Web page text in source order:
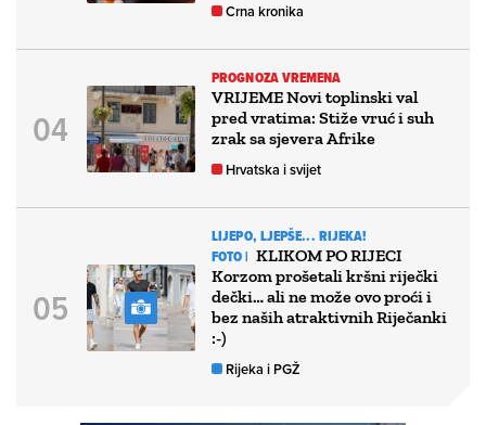
Crna kronika
PROGNOZA VREMENA
VRIJEME Novi toplinski val
pred vratima: Stiže vruć i suh
zrak sa sjevera Afrike
Hrvatska i svijet
LIJEPO, LJEPŠE... RIJEKA!
FOTO | KLIKOM PO RIJECI
Korzom prošetali kršni riječki
dečki… ali ne može ovo proći i
bez naših atraktivnih Riječanki
:-)
Rijeka i PGŽ